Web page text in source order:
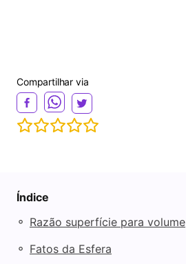
Compartilhar via
Índice
◦ Razão superfície para volume
◦ Fatos da Esfera